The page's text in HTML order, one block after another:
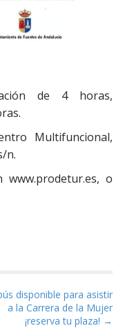
de 4 horas,
Multifuncional,
n.
o
disponible para asistir
a la Carrera de la Mujer
¡reserva tu plaza! →